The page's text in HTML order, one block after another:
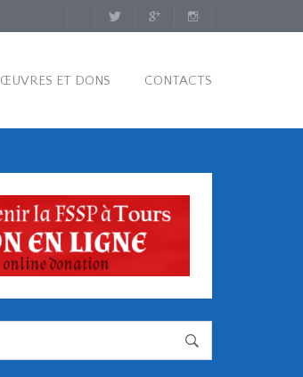
ŒUVRES ET DONS CONTACTS
